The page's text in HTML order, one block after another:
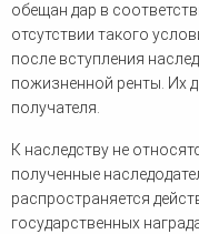
обещан дар в
отсутствии такого
после вступления
пожизненной ренты. Их
получателя.
К наследству не
полученные
распространяется
государственных